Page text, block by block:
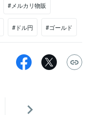
#メルカリ物販
#ドル円 #ゴールド